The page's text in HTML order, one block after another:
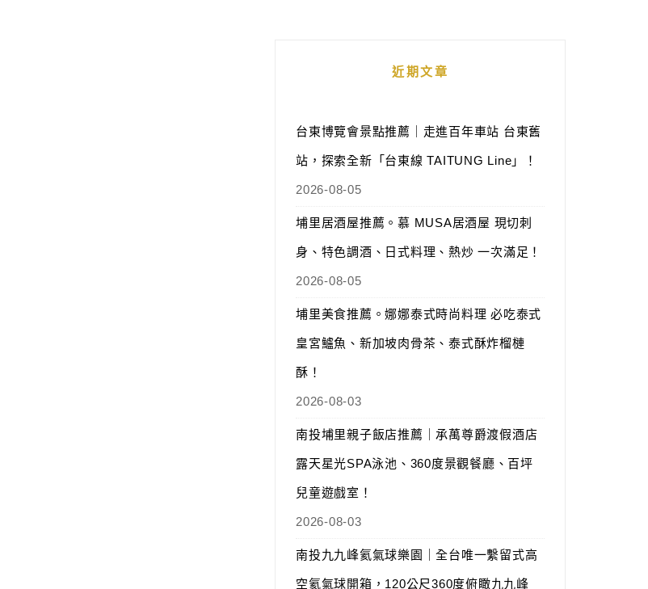
近期文章
台東博覽會景點推薦｜走進百年車站 台東舊
站，探索全新「台東線 TAITUNG Line」！
2026-08-05
埔里居酒屋推薦。慕 MUSA居酒屋 現切刺
身、特色調酒、日式料理、熱炒 一次滿足！
2026-08-05
埔里美食推薦。娜娜泰式時尚料理 必吃泰式
皇宮鱸魚、新加坡肉骨茶、泰式酥炸榴槤
酥！
2026-08-03
南投埔里親子飯店推薦｜承萬尊爵渡假酒店
露天星光SPA泳池、360度景觀餐廳、百坪
兒童遊戲室！
2026-08-03
南投九九峰氦氣球樂園｜全台唯一繫留式高
空氦氣球開箱，120公尺360度俯瞰九九峰